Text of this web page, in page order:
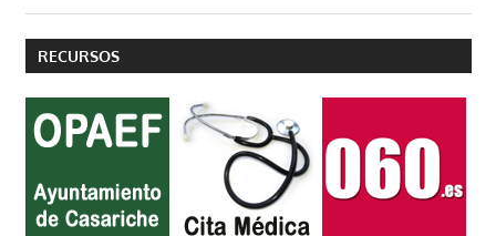
de
entradas
anterior:
RECURSOS